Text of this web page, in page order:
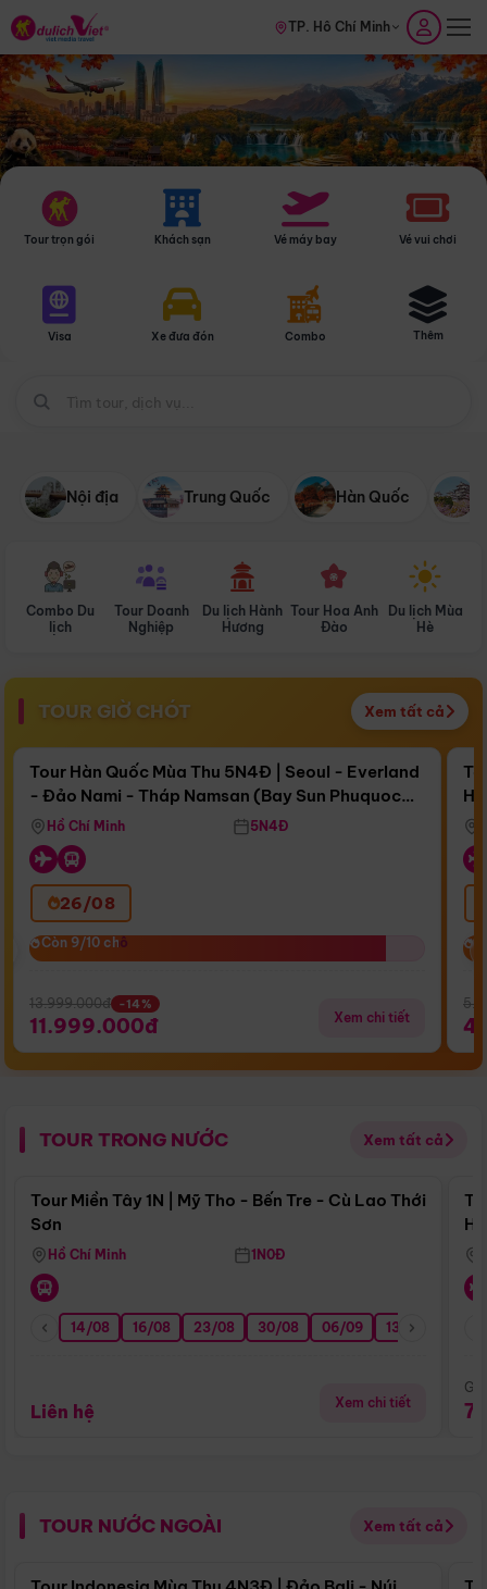
TP. Hồ Chí Minh
Tour trọn gói Khách sạn Vé máy bay Vé vui chơi
Visa Xe đưa đón Combo Thêm
Nội địa Trung Quốc Hàn Quốc
Combo Du
lịch
Tour Doanh
Nghiệp
Du lịch Hành
Hương
Tour Hoa Anh
Đào
Du lịch Mùa
Hè
TOUR GIỜ CHÓT Xem tất cả
Còn16 ngày 12:42:56
Bay Sun Phuquoc Airways
Điểm nổi bật
Tour Hàn Quốc Mùa Thu 5N4Đ | Seoul - Everland
- Đảo Nami - Tháp Namsan (Bay Sun Phuquoc
Airways)
Hồ Chí Minh 5N4Đ
26/08
Còn 9/10 chỗ
Còn 9/10 chỗ
13.999.000đ -14%
11.999.000đ Xem chi tiết
TOUR TRONG NƯỚC Xem tất cả
Điểm nổi bật
Tour Miền Tây 1N | Mỹ Tho - Bến Tre - Cù Lao Thới
Sơn
Hồ Chí Minh 1N0Đ
14/08 16/08 23/08 30/08 06/09 13/09
Liên hệ Xem chi tiết
TOUR NƯỚC NGOÀI Xem tất cả
Điểm nổi bật